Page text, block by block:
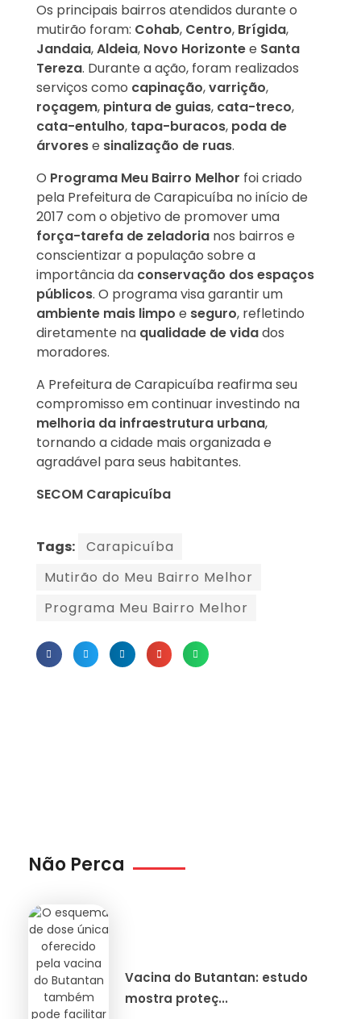
Os principais bairros atendidos durante o
mutirão foram: Cohab, Centro, Brígida,
Jandaia,Aldeia, Novo Horizontee Santa
Tereza. Durante a ação, foram realizados
serviços como capinação,varrição,
roçagem, pintura de guias, cata-treco,
cata-entulho, tapa-buracos, poda de
árvorese sinalização de ruas.
O Programa Meu Bairro Melhor foi criado
pela Prefeitura de Carapicuíba no início de
2017 com o objetivo de promover uma
força-tarefa de zeladoria nos bairros e
conscientizar a população sobre a
importância da conservação dos espaços
públicos. O programa visa garantir um
ambiente mais limpo e seguro, refletindo
diretamente na qualidade de vidados
moradores.
A Prefeitura de Carapicuíba reafirma seu
compromisso em continuar investindo na
melhoria da infraestrutura urbana,
tornando a cidade mais organizada e
agradável para seus habitantes.
SECOM Carapicuíba
Tags:
Carapicuíba
Mutirão do Meu Bairro Melhor
Programa Meu Bairro Melhor
Não Perca
Vacina do Butantan: estudo
mostra proteç...